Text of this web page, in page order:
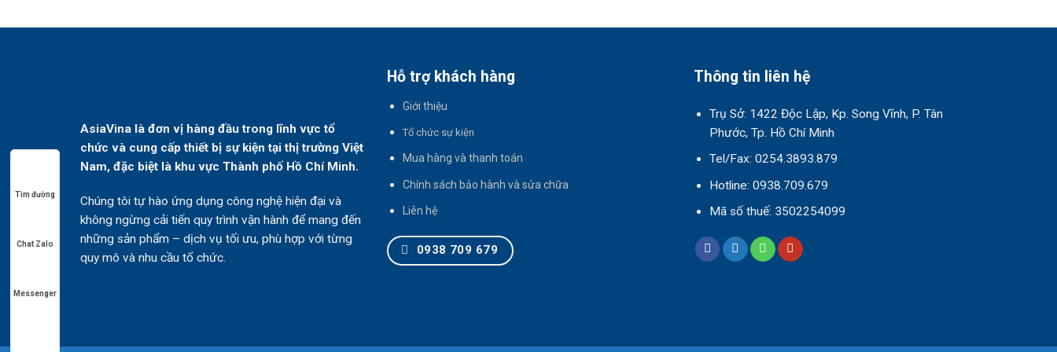
AsiaVina là đơn vị hàng đầu trong lĩnh vực tổ
chức và cung cấp thiết bị sự kiện tại thị trường Việt
Nam, đặc biệt là khu vực Thành phố Hồ Chí Minh.
Chúng tôi tự hào ứng dụng công nghệ hiện đại và
không ngừng cải tiến quy trình vận hành để mang đến
những sản phẩm – dịch vụ tối ưu, phù hợp với từng
quy mô và nhu cầu tổ chức.
Hỗ trợ khách hàng
Giới thiệu
Tổ chức sự kiện
Mua hàng và thanh toán
Chính sách bảo hành và sửa chữa
Liên hệ
0938 709 679
Thông tin liên hệ
Trụ Sở: 1422 Độc Lập, Kp. Song Vĩnh, P. Tân
Phước, Tp. Hồ Chí Minh
Tel/Fax: 0254.3893.879
Hotline: 0938.709.679
Mã số thuế: 3502254099
Tìm đường
Chat Zalo
Messenger